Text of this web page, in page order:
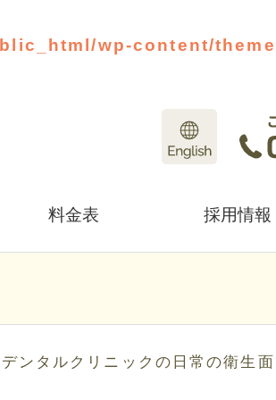
wp-content/
料金表 採用情報
ンタルクリニックの日常の衛生